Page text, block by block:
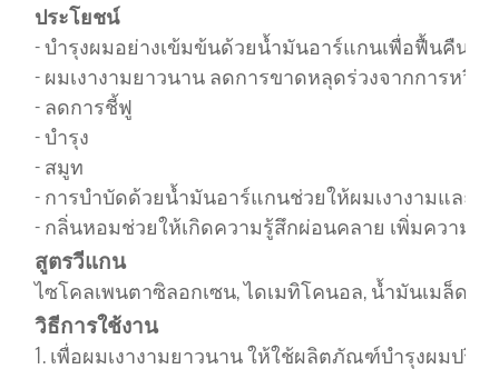
ประโยชน์
- บำรุงผมอย่างเข้มข้นด้วยน้ำมันอาร์แกนเพื่อฟื้นคืนค
- ผมเงางามยาวนาน ลดการขาดหลุดร่วงจากการหวีผม
- ลดการชี้ฟู
- บำรุง
- สมูท
- การบำบัดด้วยน้ำมันอาร์แกนช่วยให้ผมเงางามและนุ่
- กลิ่นหอมช่วยให้เกิดความรู้สึกผ่อนคลาย เพิ่มความมั่
สูตรวีแกน
ไซโคลเพนตาซิลอกเซน, ไดเมทิโคนอล, น้ำมันเมล็ดอา
วิธีการใช้งาน
1. เพื่อผมเงางามยาวนาน ให้ใช้ผลิตภัณฑ์บำรุงผมปริ